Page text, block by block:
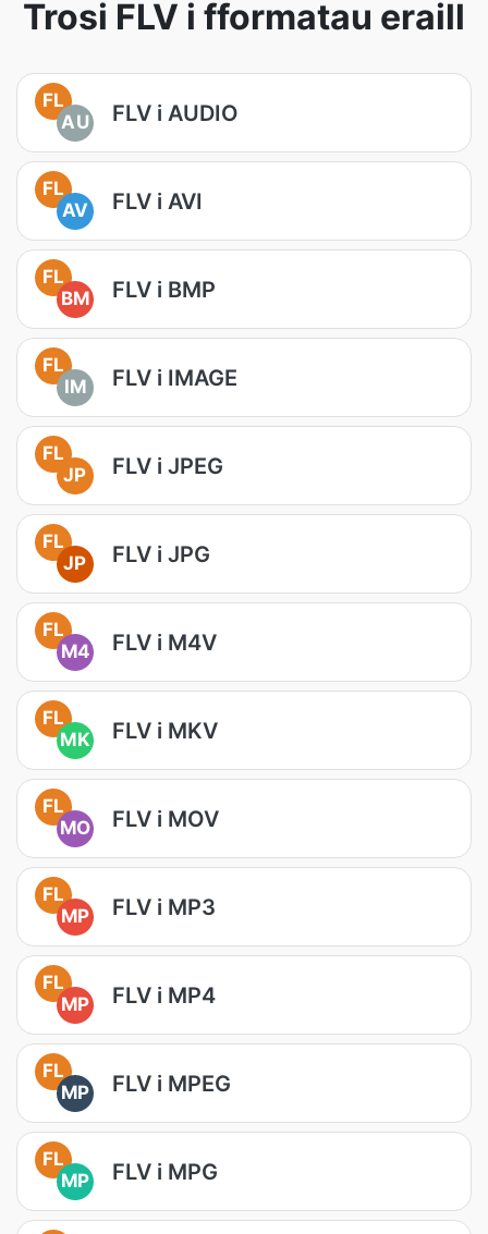
Trosi FLV i fformatau eraill
FL
AU
FLV i AUDIO
FL
AV
FLV i AVI
FL
BM
FLV i BMP
FL
IM
FLV i IMAGE
FL
JP
FLV i JPEG
FL
JP
FLV i JPG
FL
M4
FLV i M4V
FL
MK
FLV i MKV
FL
MO
FLV i MOV
FL
MP
FLV i MP3
FL
MP
FLV i MP4
FL
MP
FLV i MPEG
FL
MP
FLV i MPG